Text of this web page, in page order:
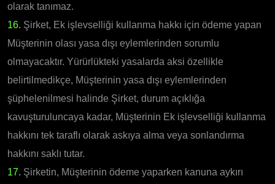
olarak tanımaz.
16. Şirket, Ek işlevselliği kullanma hakkı için ödeme yapan
Müşterinin olası yasa dışı eylemlerinden sorumlu
olmayacaktır. Yürürlükteki yasalarda aksi özellikle
belirtilmedikçe, Müşterinin yasa dışı eylemlerinden
şüphelenilmesi halinde Şirket, durum açıklığa
kavuşturuluncaya kadar, Müşterinin Ek işlevselliği kullanma
hakkını tek taraflı olarak askıya alma veya sonlandırma
hakkını saklı tutar.
17. Şirketin, Müşterinin ödeme yaparken kanuna aykırı